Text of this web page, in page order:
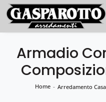
Armadio
Home - Arredamento Casa